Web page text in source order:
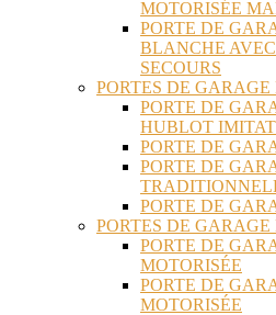
MOTORISÉE
PORTE DE
BLANCHE
SECOURS
PORTES DE
PORTE DE
HUBLOT
PORTE DE
PORTE DE
PORTE DE
PORTES DE GARAGE
PORTE DE
MOTORISÉE
PORTE DE
MOTORISÉE